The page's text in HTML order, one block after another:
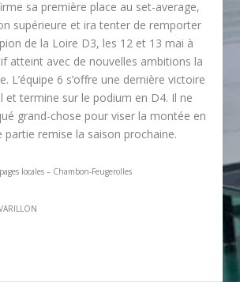
sa première place au set-average,
supérieure et ira tenter de remporter
de la Loire D3, les 12 et 13 mai à
atteint avec de nouvelles ambitions la
L’équipe 6 s’offre une dernière victoire
et termine sur le podium en D4. Il ne
grand-chose pour viser la montée en
partie remise la saison prochaine.
locales – Chambon-Feugerolles